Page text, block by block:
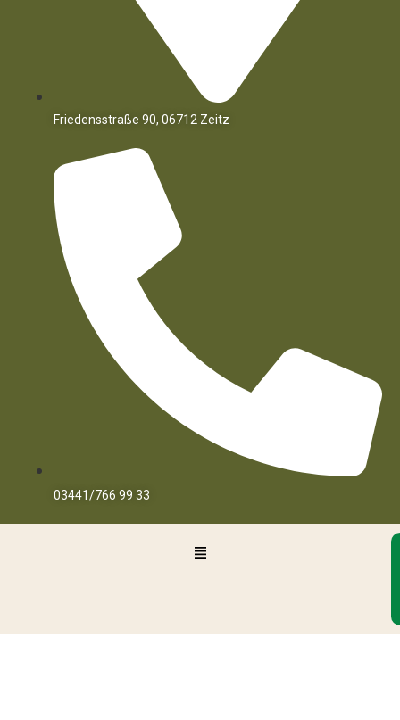
Friedensstraße 90, 06712 Zeitz
03441/766 99 33